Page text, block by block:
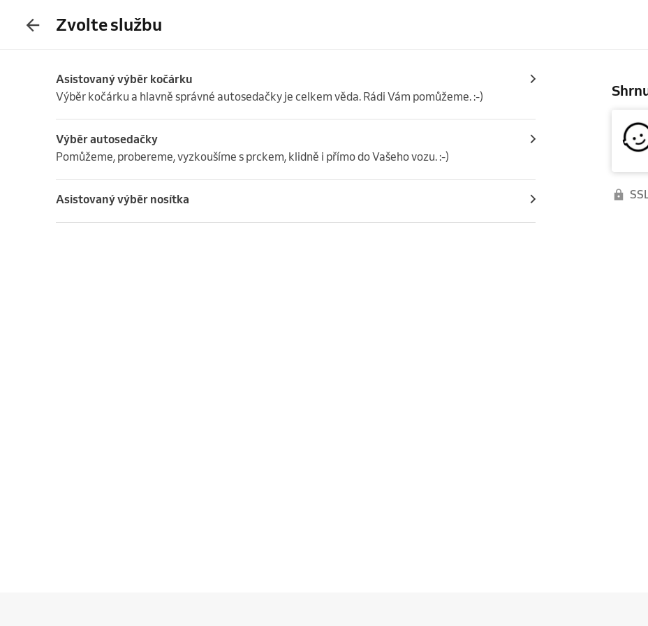
Zvolte službu
Asistovaný výběr kočárku
Výběr kočárku a hlavně správné autosedačky je celkem věda. Rádi Vám pomůžeme. :-)
Výběr autosedačky
Pomůžeme, probereme, vyzkoušíme s prckem, klidně i přímo do Vašeho vozu. :-)
Asistovaný výběr nosítka